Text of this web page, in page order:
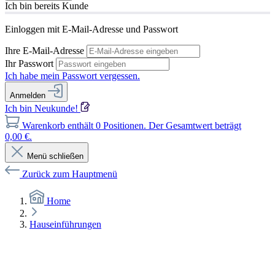
Ich bin bereits Kunde
Einloggen mit E-Mail-Adresse und Passwort
Ihre E-Mail-Adresse
Ihr Passwort
Ich habe mein Passwort vergessen.
Anmelden
Ich bin Neukunde!
Warenkorb enthält 0 Positionen. Der Gesamtwert beträgt
0,00 €.
Menü schließen
Zurück zum Hauptmenü
Home
Hauseinführungen